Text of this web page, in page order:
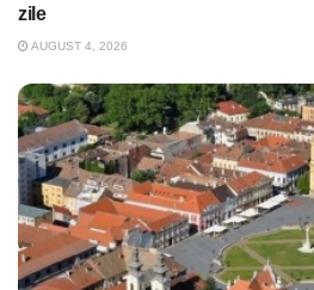
zile
AUGUST 4, 2026